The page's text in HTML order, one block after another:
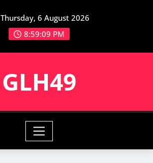
Thursday, 6 August 2026
8:59:10 PM
GLH49